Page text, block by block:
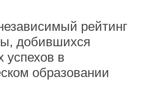
рейтинг
добившихся
успехов в
образовании